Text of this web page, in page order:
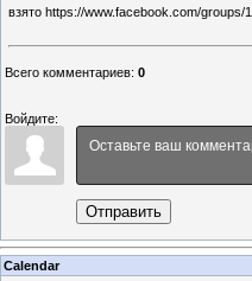
взято https://www.facebook.com/groups/
Всего комментариев: 0
Войдите:
Отправить
Calendar